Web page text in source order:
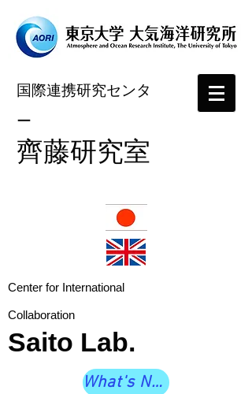
国際連携研究センタ
ー
​齊藤研究室
​Center for International
Collaboration
Saito Lab.
What's New?